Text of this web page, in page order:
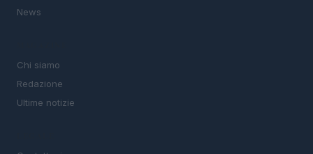
News
Chi siamo
Redazione
Ultime notizie